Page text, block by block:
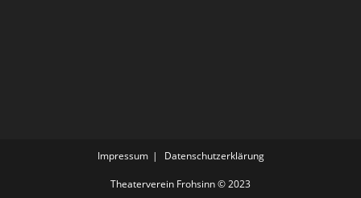
Impressum Datenschutzerklärung
Theaterverein Frohsinn © 2023